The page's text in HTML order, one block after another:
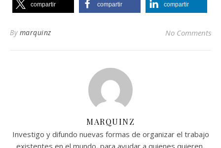
compartir compartir compartir
By marquinz No Comments
MARQUINZ
Investigo y difundo nuevas formas de organizar el trabajo
existentes en el mundo, para ayudar a quienes quieren,